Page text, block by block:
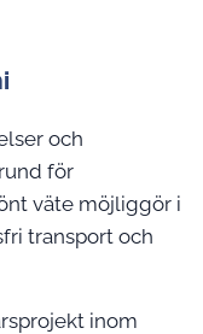
och
för
väte möjliggör i
transport och
inom